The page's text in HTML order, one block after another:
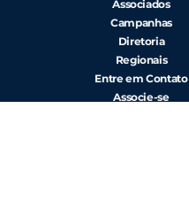
Associados
Campanhas
Diretoria
Regionais
Entre em Contato
Associe-se